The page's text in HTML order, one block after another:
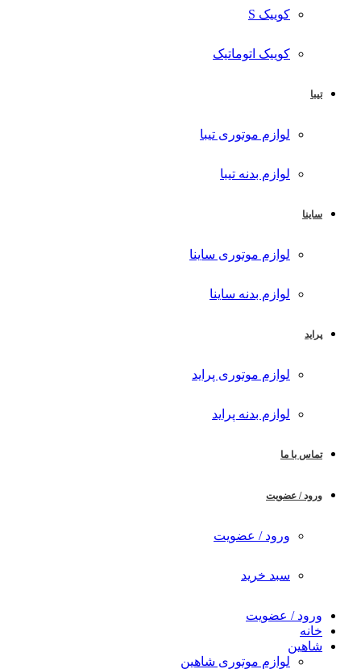
کوییک S
کوییک اتوماتیک
تیبا
لوازم موتوری تیبا
لوازم بدنه تیبا
ساینا
لوازم موتوری ساینا
لوازم بدنه ساینا
پراید
لوازم موتوری پراید
لوازم بدنه پراید
تماس با ما
ورود / عضویت
ورود / عضویت
سبد خرید
ورود / عضویت
خانه
شاهین
لوازم موتوری شاهین